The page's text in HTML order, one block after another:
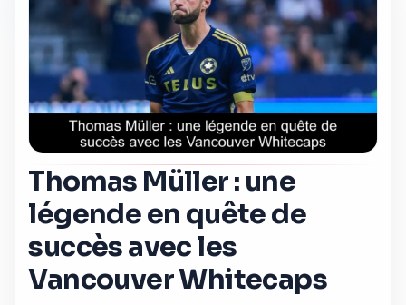
Thomas Müller : une
légende en quête de
succès avec les
Vancouver Whitecaps